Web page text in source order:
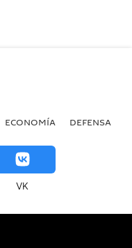
ECONOMÍA DEFENSA
VK